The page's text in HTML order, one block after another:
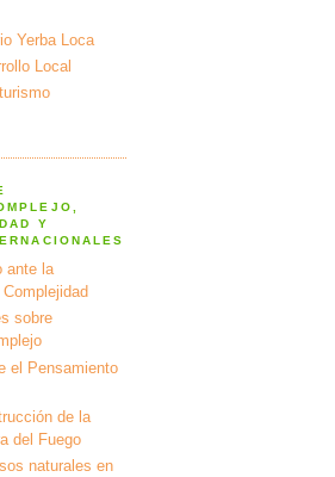
Yerba Loca
Local
Y
ante la
sobre
el Pensamiento
de la
del Fuego
naturales en